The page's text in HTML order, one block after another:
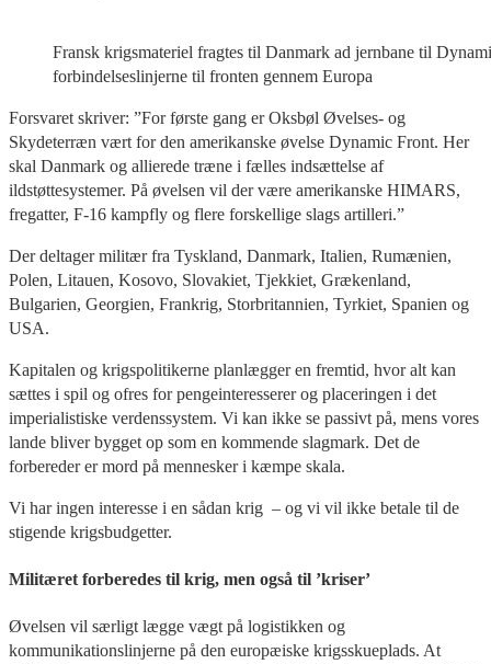
Fransk krigsmateriel fragtes til Danmark ad jernbane til
forbindelseslinjerne til fronten gennem Europa
Forsvaret skriver: ”For første gang er Oksbøl Øvelses- og
Skydeterræn vært for den amerikanske øvelse Dynamic Front. Her
skal Danmark og allierede træne i fælles indsættelse af
ildstøttesystemer. På øvelsen vil der være amerikanske HIMARS,
fregatter, F-16 kampfly og flere forskellige slags artilleri.”
Der deltager militær fra Tyskland, Danmark, Italien, Rumænien,
Polen, Litauen, Kosovo, Slovakiet, Tjekkiet, Grækenland,
Bulgarien, Georgien, Frankrig, Storbritannien, Tyrkiet, Spanien og
USA.
Kapitalen og krigspolitikerne planlægger en fremtid, hvor alt kan
sættes i spil og ofres for pengeinteresserer og placeringen i det
imperialistiske verdenssystem. Vi kan ikke se passivt på, mens vores
lande bliver bygget op som en kommende slagmark. Det de
forbereder er mord på mennesker i kæmpe skala.
Vi har ingen interesse i en sådan krig – og vi vil ikke betale til de
stigende krigsbudgetter.
Militæret forberedes til krig, men også til ’kriser’
Øvelsen vil særligt lægge vægt på logistikken og
kommunikationslinjerne på den europæiske krigsskueplads. At